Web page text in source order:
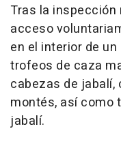
Tras la
acceso
en el interior de
trofeos de caza
cabezas de jabalí,
montés, así como
jabalí.